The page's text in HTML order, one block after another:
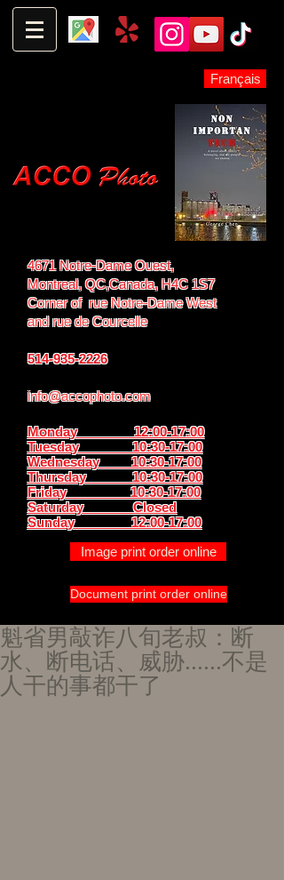
Français
4671 Notre-Dame Ouest,
Montreal, QC,Canada, H4C 1S7
Corner of rue Notre-Dame West
andrue de Courcelle
514-935-2226
info@accophoto.com
Monday 12:00-17:00
Tuesday 10:30-17:00
Wednesday 10:30-17:00
Thursday 10:30-17:00
Friday 10:30-17:00
Saturday Closed
Sunday 12:00-17:00
Image print order online
Document print order online
魁省男敲诈八旬老叔：断
水、断电话、威胁......不是
人干的事都干了